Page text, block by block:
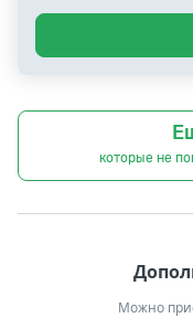
которые не
Можно